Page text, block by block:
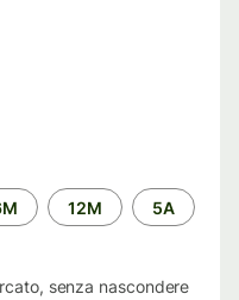
12M 5A
senza nascondere